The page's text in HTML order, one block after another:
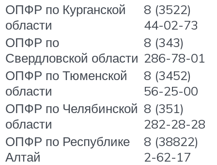
ОПФР по Курганской
области
8 (3522)
44-02-73
ОПФР по
Свердловской области
8 (343)
286-78-01
ОПФР по Тюменской
области
8 (3452)
56-25-00
ОПФР по Челябинской
области
8 (351)
282-28-28
ОПФР по Республике
Алтай
8 (38822)
2-62-17